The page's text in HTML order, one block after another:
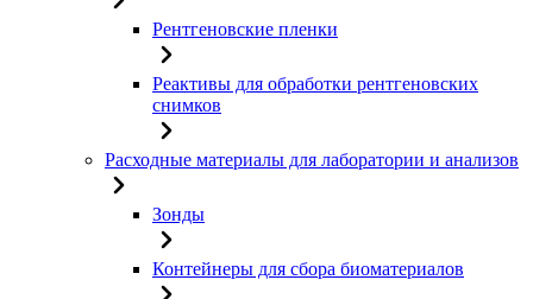
Рентгеновские пленки
Реактивы для обработки рентгеновских
снимков
Расходные материалы для лаборатории и анализов
Зонды
Контейнеры для сбора биоматериалов